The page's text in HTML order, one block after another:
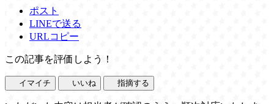
ポスト
LINEで送る
URLコピー
この記事を評価しよう！
イマイチ いいね 指摘する